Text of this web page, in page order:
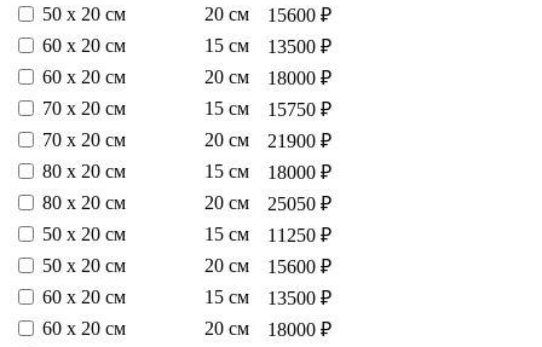
50 х 20 см
20 см
15600 ₽
60 х 20 см
15 см
13500 ₽
60 х 20 см
20 см
18000 ₽
70 х 20 см
15 см
15750 ₽
70 х 20 см
20 см
21900 ₽
80 х 20 см
15 см
18000 ₽
80 х 20 см
20 см
25050 ₽
50 х 20 см
15 см
11250 ₽
50 х 20 см
20 см
15600 ₽
60 х 20 см
15 см
13500 ₽
60 х 20 см
20 см
18000 ₽